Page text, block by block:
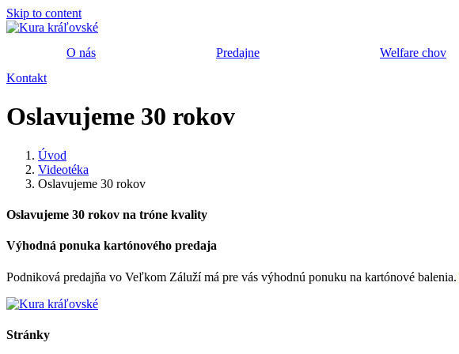
Skip to content
O nás Predajne Welfare chov
Kontakt
Oslavujeme 30 rokov
Úvod
Videotéka
Oslavujeme 30 rokov
Oslavujeme 30 rokov na tróne kvality
Výhodná ponuka kartónového predaja
Podniková predajňa vo Veľkom Záluží má pre vás výhodnú ponuku na kartónové balenia.
Stránky